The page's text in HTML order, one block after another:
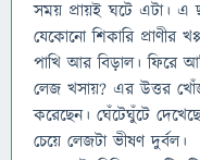
সময় প্রায়ই ঘটে এটা। এ
যেকোনো শিকারি
পাখি আর বিড়াল। ফিরে
লেজ খসায়? এর উত্তর
করেছেন। ঘেঁটেঘুঁটে
চেয়ে লেজটা ভীষণ দুর্বল।